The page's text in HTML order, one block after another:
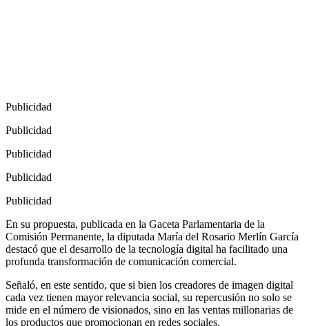
Publicidad
Publicidad
Publicidad
Publicidad
Publicidad
En su propuesta, publicada en la Gaceta Parlamentaria de la
Comisión Permanente, la diputada María del Rosario Merlín García
destacó que el desarrollo de la tecnología digital ha facilitado una
profunda transformación de comunicación comercial.
Señaló, en este sentido, que si bien los creadores de imagen digital
cada vez tienen mayor relevancia social, su repercusión no solo se
mide en el número de visionados, sino en las ventas millonarias de
los productos que promocionan en redes sociales.